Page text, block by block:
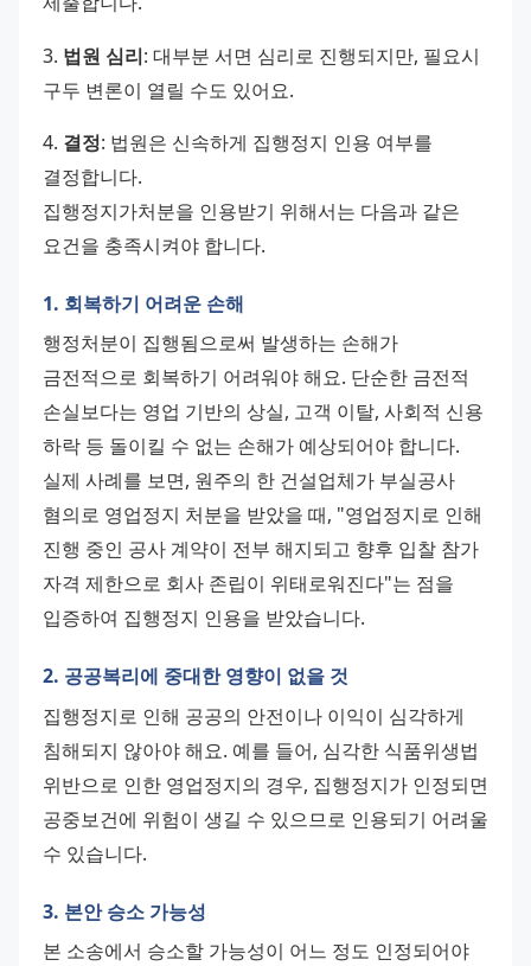
3. 법원 심리: 대부분 서면 심리로 진행되지만, 필요시
구두 변론이 열릴 수도 있어요.
4. 결정: 법원은 신속하게 집행정지 인용 여부를
결정합니다.
집행정지가처분을 인용받기 위해서는 다음과 같은
요건을 충족시켜야 합니다.
1. 회복하기 어려운 손해
행정처분이 집행됨으로써 발생하는 손해가
금전적으로 회복하기 어려워야 해요. 단순한 금전적
손실보다는 영업 기반의 상실, 고객 이탈, 사회적 신용
하락 등 돌이킬 수 없는 손해가 예상되어야 합니다.
실제 사례를 보면, 원주의 한 건설업체가 부실공사
혐의로 영업정지 처분을 받았을 때, "영업정지로 인해
진행 중인 공사 계약이 전부 해지되고 향후 입찰 참가
자격 제한으로 회사 존립이 위태로워진다"는 점을
입증하여 집행정지 인용을 받았습니다.
2. 공공복리에 중대한 영향이 없을 것
집행정지로 인해 공공의 안전이나 이익이 심각하게
침해되지 않아야 해요. 예를 들어, 심각한 식품위생법
위반으로 인한 영업정지의 경우, 집행정지가 인정되면
공중보건에 위험이 생길 수 있으므로 인용되기 어려울
수 있습니다.
3. 본안 승소 가능성
본 소송에서 승소할 가능성이 어느 정도 인정되어야